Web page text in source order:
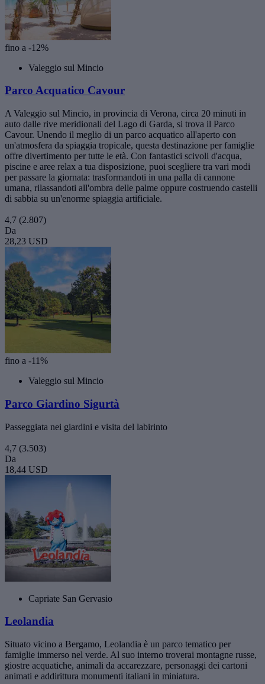
fino a -12%
Valeggio sul Mincio
Parco Acquatico Cavour
A Valeggio sul Mincio, in provincia di Verona, circa 20 minuti in
auto dalle rive meridionali del Lago di Garda, si trova il Parco
Cavour. Unendo il meglio di un parco acquatico all'aperto con
un'atmosfera da spiaggia tropicale, questa destinazione per famiglie
offre divertimento per tutte le età. Con fantastici scivoli d'acqua,
piscine e aree relax a tua disposizione, puoi scegliere tra vari modi
per passare la giornata: trasformandoti in una palla di cannone
umana, rilassandoti all'ombra delle palme oppure costruendo castelli
di sabbia su un'enorme spiaggia artificiale.
4,7 (2.807)
Da
28,23 USD
fino a -11%
Valeggio sul Mincio
Parco Giardino Sigurtà
Passeggiata nei giardini e visita del labirinto
4,7 (3.503)
Da
18,44 USD
Capriate San Gervasio
Leolandia
Situato vicino a Bergamo, Leolandia è un parco tematico per
famiglie immerso nel verde. Al suo interno troverai montagne russe,
giostre acquatiche, animali da accarezzare, personaggi dei cartoni
animati e addirittura monumenti italiani in miniatura.